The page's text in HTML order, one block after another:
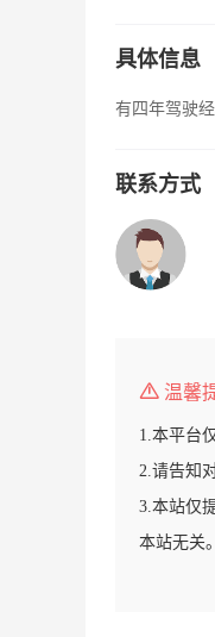
具体信息
有四年驾驶
联系方式
温馨
1.本平台
2.请告知
3.本站仅
本站无关。